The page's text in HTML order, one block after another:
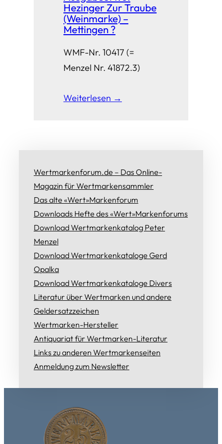
Hezinger Zur Traube
(Weinmarke) –
Mettingen ?
WMF-Nr. 10417 (=
Menzel Nr. 41872.3)
Weiterlesen →
Wertmarkenforum.de – Das Online-
Magazin für Wertmarkensammler
Das alte «Wert»Markenforum
Downloads Hefte des «Wert»Markenforums
Download Wertmarkenkatalog Peter
Menzel
Download Wertmarkenkataloge Gerd
Opalka
Download Wertmarkenkataloge Divers
Literatur über Wertmarken und andere
Geldersatzzeichen
Wertmarken-Hersteller
Antiquariat für Wertmarken-Literatur
Links zu anderen Wertmarkenseiten
Anmeldung zum Newsletter